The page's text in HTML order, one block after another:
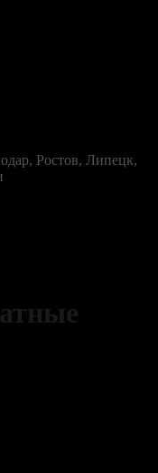
Ростов, Липецк,